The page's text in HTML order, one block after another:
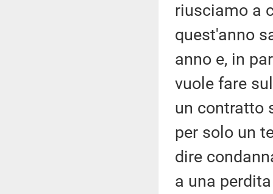
riusciamo a
quest'anno
anno e, in
vuole fare
un contratto
per solo un
dire
a una